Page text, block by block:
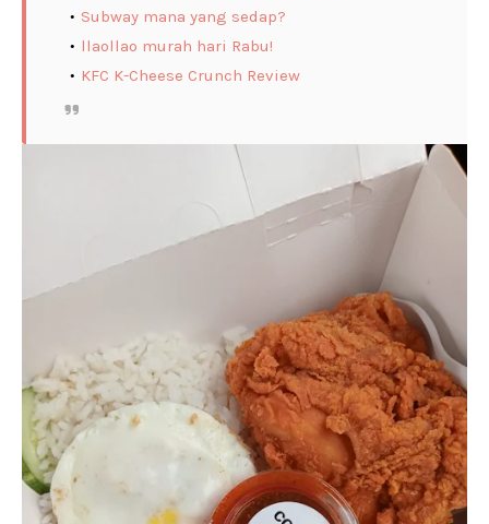
Subway mana yang sedap?
llaollao murah hari Rabu!
KFC K-Cheese Crunch Review